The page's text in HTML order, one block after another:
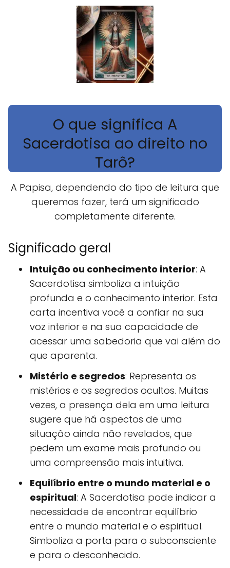
O que significa A
Sacerdotisa ao direito no
Tarô?
A Papisa, dependendo do tipo de leitura que
queremos fazer, terá um significado
completamente diferente.
Significado geral
Intuição ou conhecimento interior: A
Sacerdotisa simboliza a intuição
profunda e o conhecimento interior. Esta
carta incentiva você a confiar na sua
voz interior e na sua capacidade de
acessar uma sabedoria que vai além do
que aparenta.
Mistério e segredos: Representa os
mistérios e os segredos ocultos. Muitas
vezes, a presença dela em uma leitura
sugere que há aspectos de uma
situação ainda não revelados, que
pedem um exame mais profundo ou
uma compreensão mais intuitiva.
Equilíbrio entre o mundo material e o
espiritual: A Sacerdotisa pode indicar a
necessidade de encontrar equilíbrio
entre o mundo material e o espiritual.
Simboliza a porta para o subconsciente
e para o desconhecido.